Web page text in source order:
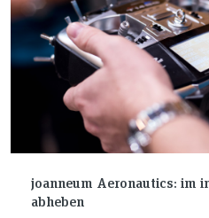
joanneum Aeronautics: im
abheben